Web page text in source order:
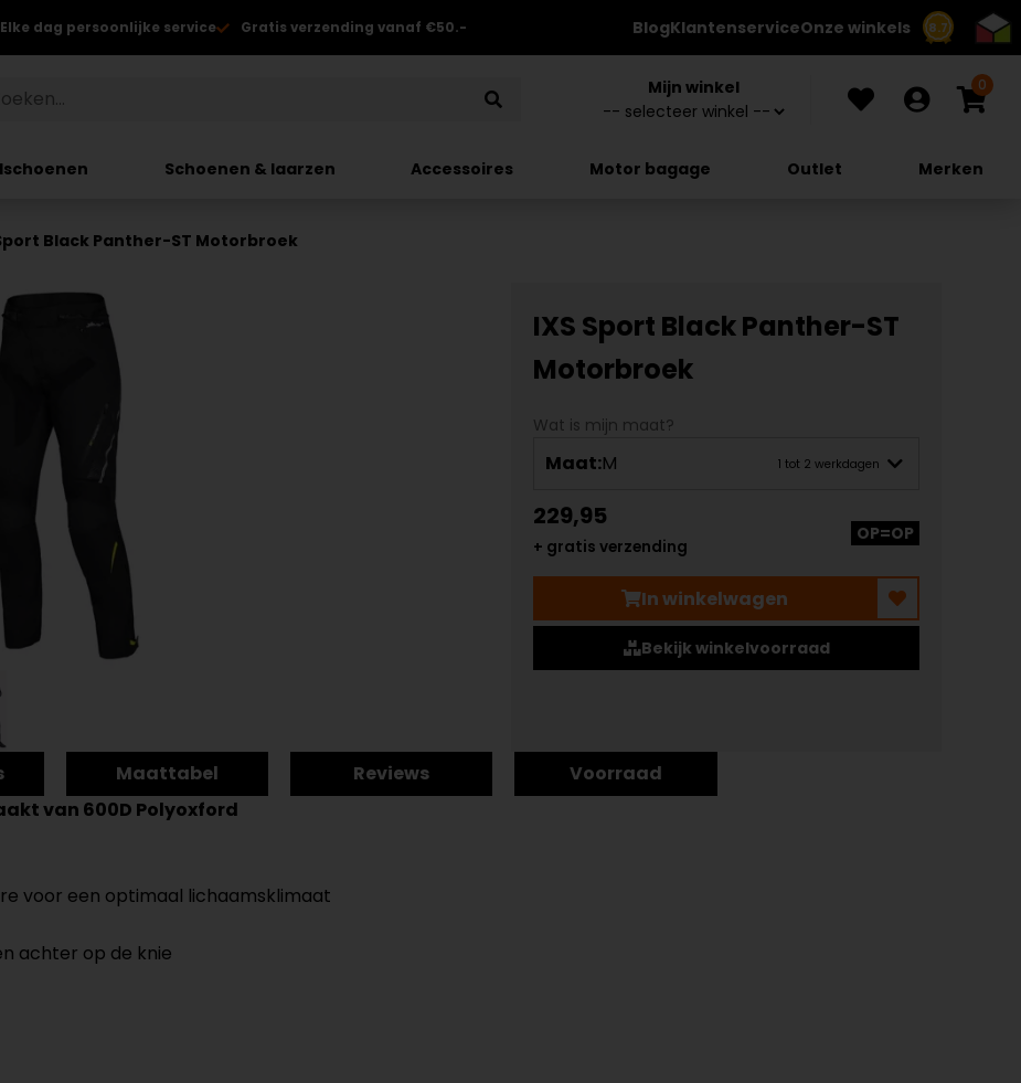
8.7
Elke dag persoonlijke service Gratis verzending vanaf €50.- BlogKlantenserviceOnze winkels
Mijn winkel 0
Schoenen & laarzen Accessoires Motor bagage Outlet Merken
Black Panther-ST Motorbroek
IXS Sport Black Panther-ST
Motorbroek
Wat is mijn maat?
Maat:M 1 tot 2 werkdagen
229,95
+ gratis verzending
OP=OP
In winkelwagen
Bekijk winkelvoorraad
Maattabel Reviews
Voorraad
van 600D Polyoxford
voor een optimaal lichaamsklimaat
achter op de knie